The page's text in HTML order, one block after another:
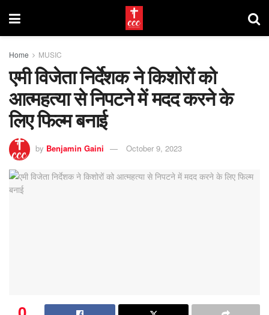
Home MUSIC
एमी विजेता निर्देशक ने किशोरों को
आत्महत्या से निपटने में मदद करने के
लिए फिल्म बनाई
by Benjamin Gaini October 9, 2023